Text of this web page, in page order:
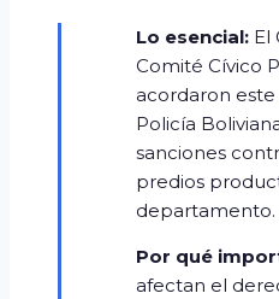
Lo esencial: El
Comité Cívico
acordaron
Policía
sanciones
predios
departamento.
Por qué
afectan el